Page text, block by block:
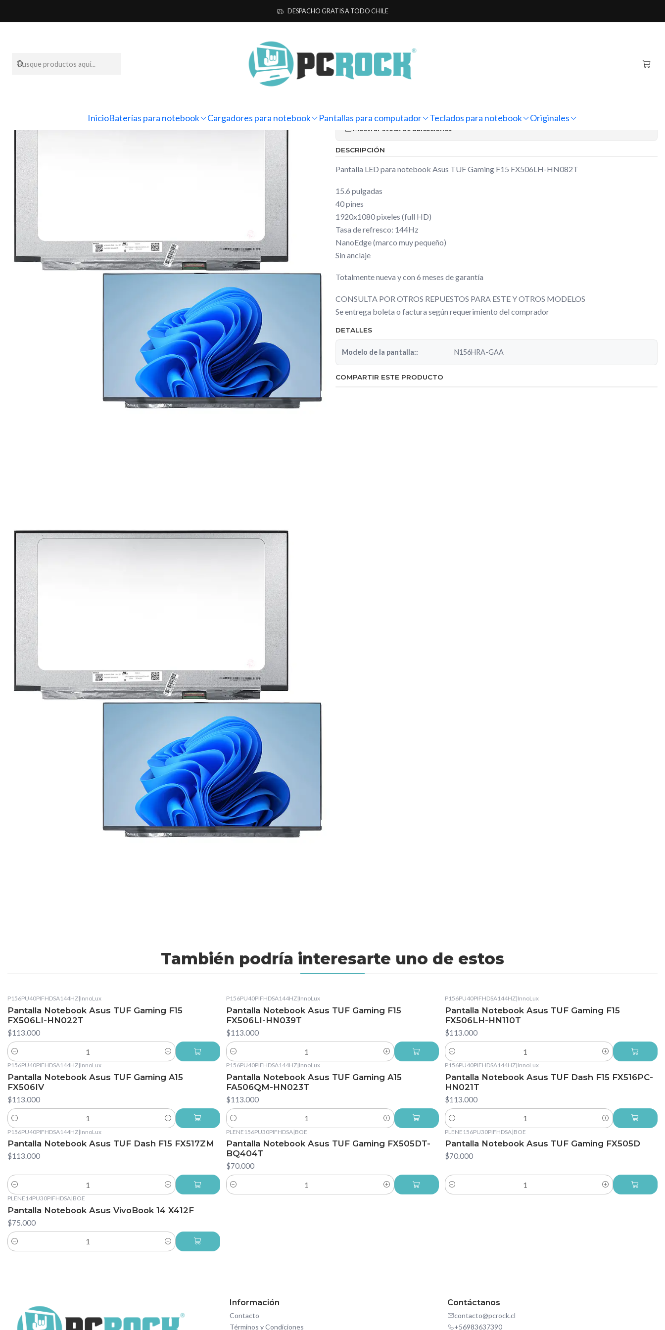
InicioBaterías para notebook Cargadores para notebook Pantallas para computador Teclados para notebook Originales
DESPACHO GRATIS A TODO CHILE
Notebook Asus Pantalla Notebook Asus TUF Gaming F15 FX506LH-HN082T
Pantalla Notebook Asus TUF Gaming
F15 FX506LH-HN082T
Mostrar stock de ubicaciones
DESCRIPCIÓN
Pantalla LED para notebook Asus TUF Gaming F15 FX506LH-HN082T
15.6 pulgadas
40 pines
1920x1080 pixeles (full HD)
Tasa de refresco: 144Hz
NanoEdge (marco muy pequeño)
Sin anclaje
Totalmente nueva y con 6 meses de garantía
CONSULTA POR OTROS REPUESTOS PARA ESTE Y OTROS MODELOS
Se entrega boleta o factura según requerimiento del comprador
DETALLES
Modelo de la pantalla:: N156HRA-GAA
COMPARTIR ESTE PRODUCTO
También podría interesarte uno de estos
P156PU40PIFHDSA144HZ|InnoLux
Pantalla Notebook Asus TUF Gaming F15
FX506LI-HN022T
$113.000
Cantidad
P156PU40PIFHDSA144HZ|InnoLux
Pantalla Notebook Asus TUF Gaming F15
FX506LI-HN039T
$113.000
Cantidad
P156PU40PIFHDSA144HZ|InnoLux
Pantalla Notebook Asus TUF Gaming F15
FX506LH-HN110T
$113.000
Cantidad
P156PU40PIFHDSA144HZ|InnoLux
Pantalla Notebook Asus TUF Gaming A15
FX506IV
$113.000
Cantidad
P156PU40PIFHDSA144HZ|InnoLux
Pantalla Notebook Asus TUF Gaming A15
FA506QM-HN023T
$113.000
Cantidad
P156PU40PIFHDSA144HZ|InnoLux
Pantalla Notebook Asus TUF Dash F15 FX516PC-
HN021T
$113.000
Cantidad
P156PU40PIFHDSA144HZ|InnoLux
Pantalla Notebook Asus TUF Dash F15 FX517ZM
$113.000
Cantidad
PLENE156PU30PIFHDSA|BOE
Pantalla Notebook Asus TUF Gaming FX505DT-
BQ404T
$70.000
Cantidad
PLENE156PU30PIFHDSA|BOE
Pantalla Notebook Asus TUF Gaming FX505D
$70.000
Cantidad
PLENE14PU30PIFHDSA|BOE
Pantalla Notebook Asus VivoBook 14 X412F
$75.000
Cantidad
Información
Contacto
Términos y Condiciones
Contáctanos
contacto@pcrock.cl
+56983637390